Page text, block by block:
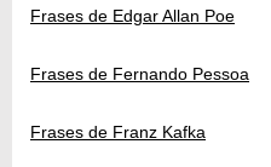
Frases de Edgar Allan Poe
Frases de Fernando Pessoa
Frases de Franz Kafka